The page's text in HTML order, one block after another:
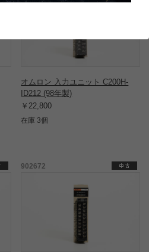
オムロン 入力ユニット C200H-
ID212 (98年製)
￥22,800
在庫 3個
902672